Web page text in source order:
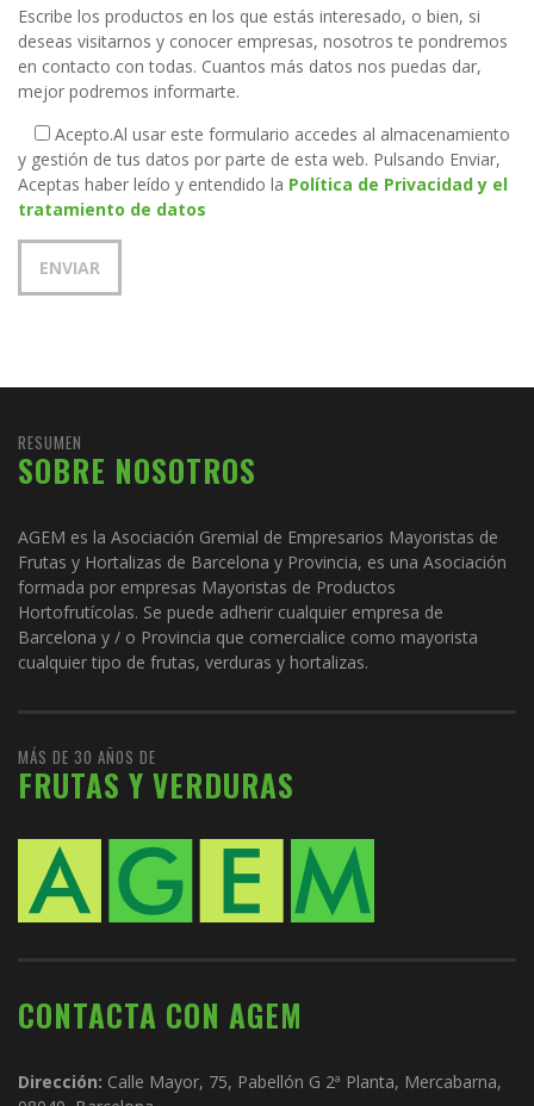
Escribe los productos en los que estás interesado, o bien, si
deseas visitarnos y conocer empresas, nosotros te pondremos
en contacto con todas. Cuantos más datos nos puedas dar,
mejor podremos informarte.
Acepto.Al usar este formulario accedes al almacenamiento
y gestión de tus datos por parte de esta web. Pulsando Enviar,
Aceptas haber leído y entendido la Política de Privacidad y el
tratamiento de datos
RESUMEN
SOBRE NOSOTROS
AGEM es la Asociación Gremial de Empresarios Mayoristas de
Frutas y Hortalizas de Barcelona y Provincia, es una Asociación
formada por empresas Mayoristas de Productos
Hortofrutícolas. Se puede adherir cualquier empresa de
Barcelona y / o Provincia que comercialice como mayorista
cualquier tipo de frutas, verduras y hortalizas.
MÁS DE 30 AÑOS DE
FRUTAS Y VERDURAS
CONTACTA CON AGEM
Dirección: Calle Mayor, 75, Pabellón G 2ª Planta, Mercabarna,